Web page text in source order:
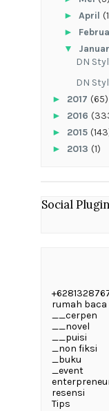
► April
►
▼
DN
DN
► 2017 (65)
► 2016
► 2015
► 2013 (1)
Social Plugin
rumah
__cerpen
__novel
__puisi
_non fiksi
_buku
_event
resensi
Tips